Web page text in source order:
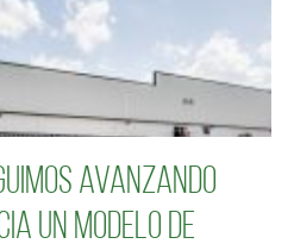
avanzando
un modelo de